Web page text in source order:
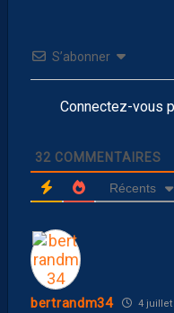
S’abonner
Connectez-vous
32 COMMENTAIRES
Récents
bertrandm34 4 juillet